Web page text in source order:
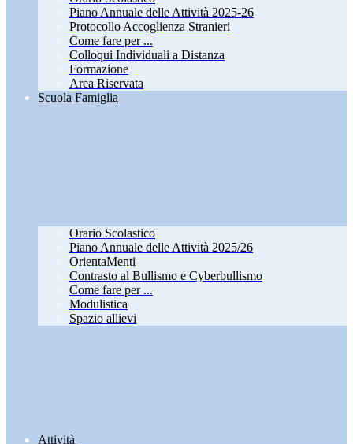
Piano Annuale delle Attività 2025-26
Protocollo Accoglienza Stranieri
Come fare per ...
Colloqui Individuali a Distanza
Formazione
Area Riservata
Scuola Famiglia
Orario Scolastico
Piano Annuale delle Attività 2025/26
OrientaMenti
Contrasto al Bullismo e Cyberbullismo
Come fare per ...
Modulistica
Spazio allievi
Attività